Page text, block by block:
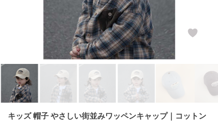
キッズ 帽子 やさしい街並みワッペンキャップ｜コットン